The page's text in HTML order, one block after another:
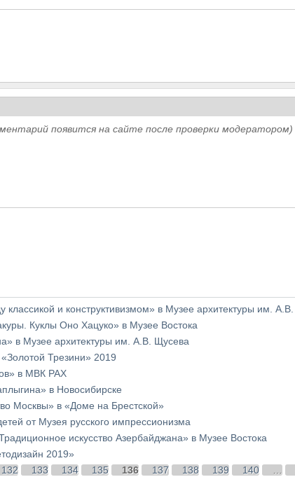
появится на сайте после проверки модератором)
классикой и конструктивизмом» в Музее архитектуры им.
Куклы Оно Хацуко» в Музее Востока
в Музее архитектуры им. А.В. Щусева
Трезини» 2019
в МВК РАХ
в Новосибирске
Москвы» в «Доме на Брестской»
от Музея русского импрессионизма
искусство Азербайджана» в Музее Востока
2019»
132 133 134 135 136 137 138 139 140